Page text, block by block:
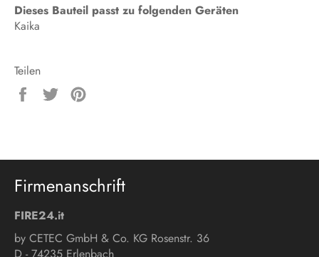
Dieses Bauteil passt zu folgenden Geräten
Kaika
Teilen
Auf
Auf
Firmenanschrift
FIRE24.it
by CETEC GmbH & Co. KG Rosenstr. 36